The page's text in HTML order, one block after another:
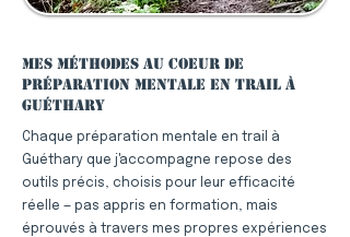
Mes méthodes au coeur de
préparation mentale en trail à
Guéthary
Chaque préparation mentale en trail à
Guéthary que j'accompagne repose des
outils précis, choisis pour leur efficacité
réelle — pas appris en formation, mais
éprouvés à travers mes propres expériences